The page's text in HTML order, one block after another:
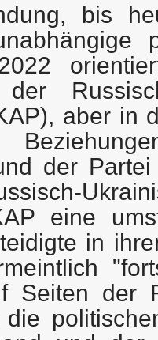
bis
aber in
der
eine
in
Seiten der